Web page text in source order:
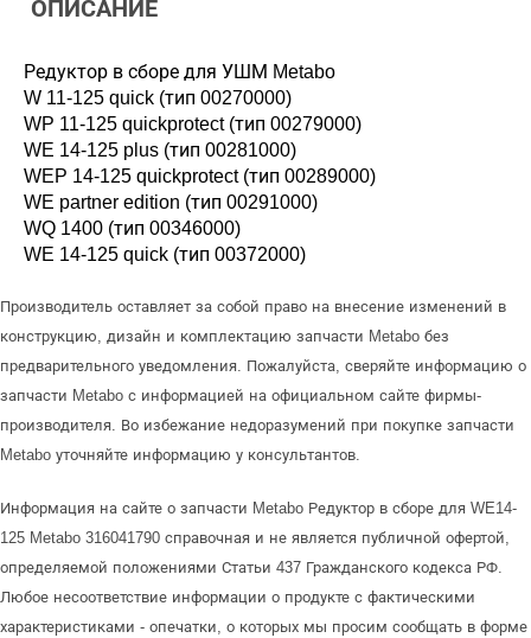
ОПИСАНИЕ
Редуктор в сборе для УШМ Metabo
W 11-125 quick (тип 00270000)
WP 11-125 quickprotect (тип 00279000)
WE 14-125 plus (тип 00281000)
WEP 14-125 quickprotect (тип 00289000)
WE partner edition (тип 00291000)
WQ 1400 (тип 00346000)
WE 14-125 quick (тип 00372000)
Производитель оставляет за собой право на внесение изменений в
конструкцию, дизайн и комплектацию запчасти Metabo без
предварительного уведомления. Пожалуйста, сверяйте информацию о
запчасти Metabo с информацией на официальном сайте фирмы-
производителя. Во избежание недоразумений при покупке запчасти
Metabo уточняйте информацию у консультантов.
Информация на сайте о запчасти Metabo Редуктор в сборе для WE14-
125 Metabo 316041790 справочная и не является публичной офертой,
определяемой положениями Статьи 437 Гражданского кодекса РФ.
Любое несоответствие информации о продукте с фактическими
характеристиками - опечатки, о которых мы просим сообщать в форме